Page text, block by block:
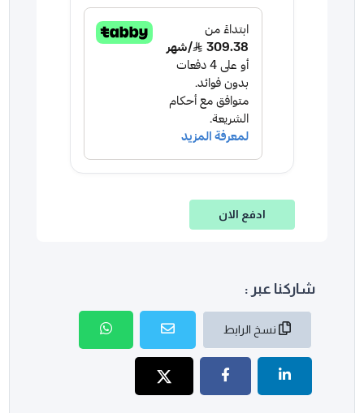
ادفع الان
شاركنا عبر :
نسخ الرابط